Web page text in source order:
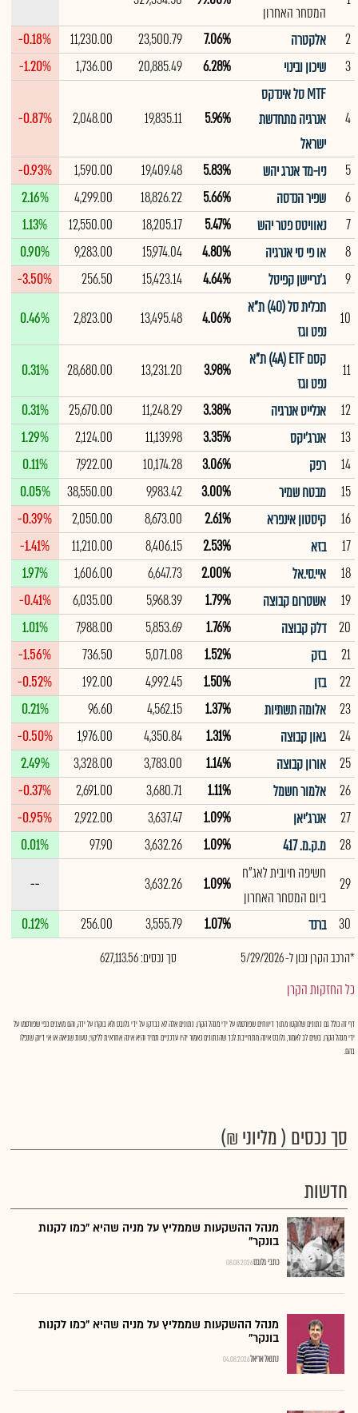
המסחר האחרון
2
אלקטרה 7.06%
23,500.79
11,230.00
-0.18%
3
שיכון ובינוי 6.28%
20,885.49
1,736.00
-1.20%
4
MTF סל אינדקס
אנרגיה מתחדשת
ישראל
5.96%
19,835.11
2,048.00
-0.87%
5 ניו-מד אנרג יהש 5.83%
19,409.48
1,590.00
-0.93%
6
שפיר הנדסה 5.66%
18,826.22
4,299.00
2.16%
7
נאוויטס פטר יהש 5.47%
18,205.17
12,550.00
1.13%
8
או פי סי אנרגיה 4.80%
15,974.04
9,283.00
0.90%
9
ג'נריישן קפיטל 4.64%
15,423.14
256.50
-3.50%
10
תכלית סל (40) ת"א
נפט וגז
4.06%
13,495.48
2,823.00
0.46%
11
קסם 4A) ETF) ת"א
נפט וגז
3.98%
13,231.20
28,680.00
0.31%
12
אנלייט אנרגיה 3.38%
11,248.29
25,670.00
0.31%
13
אנרג'יקס 3.35%
11,139.98
2,124.00
1.29%
14
רפק 3.06%
10,174.28
7,922.00
0.11%
15
מבטח שמיר 3.00%
9,983.42
38,550.00
0.05%
16
קיסטון אינפרא 2.61%
8,673.00
2,050.00
-0.39%
17
בזא 2.53%
8,406.15
11,210.00
-1.41%
18
איי.סי.אל 2.00%
6,647.73
1,606.00
1.97%
19
אשטרום קבוצה 1.79%
5,968.39
6,035.00
-0.41%
20
דלק קבוצה 1.76%
5,853.69
7,988.00
1.01%
21
בזק 1.52%
5,071.08
736.50
-1.56%
22
בזן 1.50%
4,992.45
192.00
-0.52%
23
אלומה תשתיות 1.37%
4,562.15
96.60
0.21%
24
גאון קבוצה 1.31%
4,350.84
1,976.00
-0.50%
25
אורון קבוצה 1.14%
3,783.00
3,328.00
2.49%
26
אלמור חשמל 1.11%
3,680.71
2,691.00
-0.37%
27
אנרג'יאן 1.09%
3,637.47
2,922.00
-0.95%
28
מ.ק.מ. 417 1.09%
3,632.26
97.90
0.01%
29
חשיפה חיובית לאג"ח
ביום המסחר האחרון
1.09%
3,632.26
--
30
ברנד 1.07%
3,555.79
256.00
0.12%
*הרכב הקרן נכון ל- 5/29/2026 סך נכסים: 627,113.56
כל החזקות הקרן
דף זה כולל גם נתונים שלוקטו מתוך דיווחים שפורסמו על ידי מנהל הקרן. נתונים אלה לא נבדקו על ידי גלובס ולא בוקרו על ידה, והם מוצגים כפי שפורסמו על
ידי מנהל הקרן. בשים לב לאמור, גלובס אינה מתחייבת לכך שהנתונים כאמור יהיו עדכניים תמיד והיא אינה אחראית לליקוי, טעות שגיאה או אי דיוק שנפלו
בהם.
סך נכסים ( מליוני ₪)
חדשות
מנהל ההשקעות שממליץ על מניה שהיא "כמו לקנות
בונקר"
08.08.2026כתבי גלובס
מנהל ההשקעות שממליץ על מניה שהיא "כמו לקנות
בונקר"
04.08.2026נתנאל אריאל